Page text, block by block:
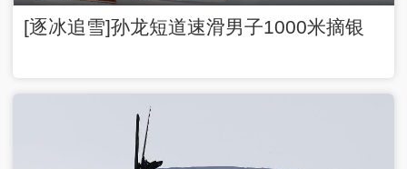
[逐冰追雪]孙龙短道速滑男子1000米摘银